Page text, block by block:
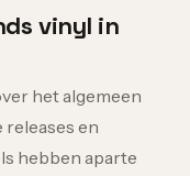
vinyl in
het algemeen
releases en
hebben aparte